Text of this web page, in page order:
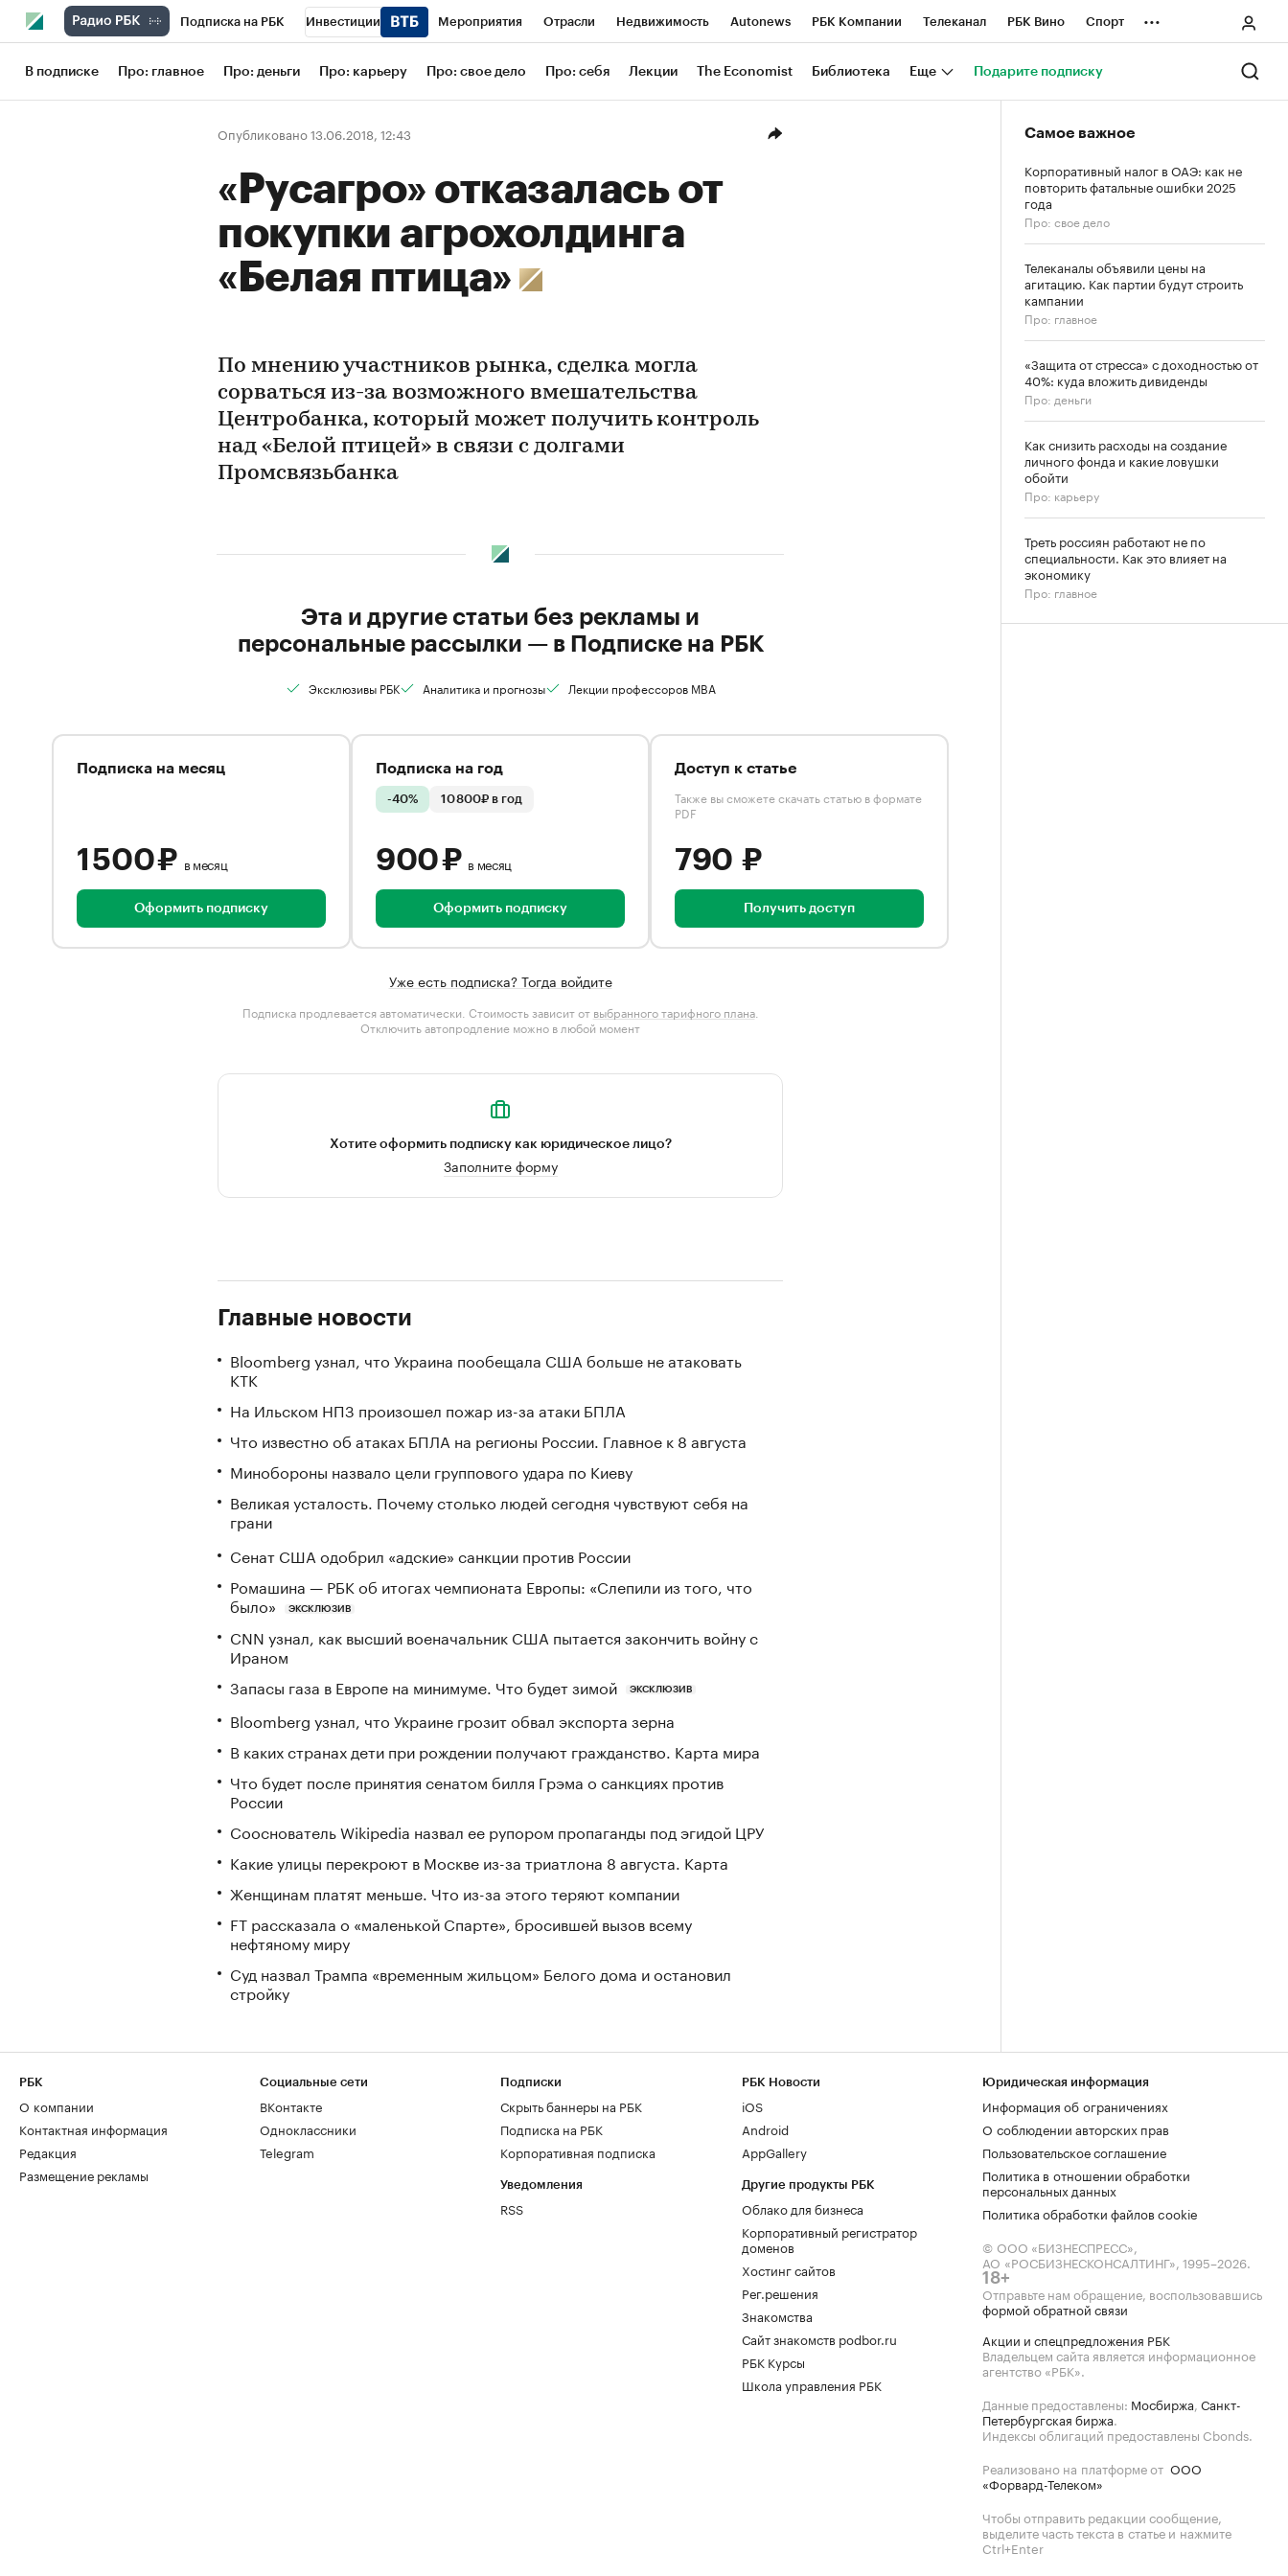
Подписка на РБК Инвестиции Мероприятия Отрасли Недвижимость Autonews РБК Компании Телеканал РБК Вино Спорт
Школа управления РБК РБК Образование РБК Life Тренды Визионеры Национальные проекты Город
Рынок наличной валюты
...
В подписке Про: главное Про: деньги Про: карьеру Про: свое дело Про: себя Лекции The Economist Библиотека Еще Подарите подписку
Опубликовано 13.06.2018, 12:43
«Русагро» отказалась от
покупки агрохолдинга
«Белая птица»
По мнению участников рынка, сделка могла
сорваться из-за возможного вмешательства
Центробанка, который может получить контроль
над «Белой птицей» в связи с долгами
Промсвязьбанка
Эта и другие статьи без рекламы и
персональные рассылки — в Подписке на РБК
Эксклюзивы РБК Аналитика и прогнозы Лекции профессоров MBA
Подписка на месяц
1 500 ₽ в месяц
Оформить подписку
Подписка на год
-40% 10 800₽ в год
900 ₽ в месяц
Оформить подписку
Доступ к статье
Также вы сможете скачать статью в формате
PDF
790 ₽
Получить доступ
Уже есть подписка? Тогда войдите
Подписка продлевается автоматически. Стоимость зависит от выбранного тарифного плана.
Отключить автопродление можно в любой момент
Хотите оформить подписку как юридическое лицо?
Заполните форму
Главные новости
Bloomberg узнал, что Украина пообещала США больше не атаковать
КТК
На Ильском НПЗ произошел пожар из-за атаки БПЛА
Что известно об атаках БПЛА на регионы России. Главное к 8 августа
Минобороны назвало цели группового удара по Киеву
Великая усталость. Почему столько людей сегодня чувствуют себя на
грани
Сенат США одобрил «адские» санкции против России
Ромашина — РБК об итогах чемпионата Европы: «Слепили из того, что
было»
ЭКСКЛЮЗИВ
CNN узнал, как высший военачальник США пытается закончить войну с
Ираном
Запасы газа в Европе на минимуме. Что будет зимой
ЭКСКЛЮЗИВ
Bloomberg узнал, что Украине грозит обвал экспорта зерна
В каких странах дети при рождении получают гражданство. Карта мира
Что будет после принятия сенатом билля Грэма о санкциях против
России
Сооснователь Wikipedia назвал ее рупором пропаганды под эгидой ЦРУ
Какие улицы перекроют в Москве из-за триатлона 8 августа. Карта
Женщинам платят меньше. Что из-за этого теряют компании
FT рассказала о «маленькой Спарте», бросившей вызов всему
нефтяному миру
Суд назвал Трампа «временным жильцом» Белого дома и остановил
стройку
Самое важное
Корпоративный налог в ОАЭ: как не
повторить фатальные ошибки 2025
года
Про: свое дело
Телеканалы объявили цены на
агитацию. Как партии будут строить
кампании
Про: главное
«Защита от стресса» с доходностью от
40%: куда вложить дивиденды
Про: деньги
Как снизить расходы на создание
личного фонда и какие ловушки
обойти
Про: карьеру
Треть россиян работают не по
специальности. Как это влияет на
экономику
Про: главное
РБК
О компании
Контактная информация
Редакция
Размещение рекламы
Социальные сети
ВКонтакте
Одноклассники
Telegram
Подписки
Скрыть баннеры на РБК
Подписка на РБК
Корпоративная подписка
Уведомления
RSS
РБК Новости
iOS
Android
AppGallery
Другие продукты РБК
Облако для бизнеса
Корпоративный регистратор
доменов
Хостинг сайтов
Рег.решения
Знакомства
Сайт знакомств podbor.ru
РБК Курсы
Школа управления РБК
Юридическая информация
Информация об ограничениях
О соблюдении авторских прав
Пользовательское соглашение
Политика в отношении обработки
персональных данных
Политика обработки файлов cookie
© ООО «БИЗНЕСПРЕСС»,
АО «РОСБИЗНЕСКОНСАЛТИНГ», 1995–2026.
18+
Отправьте нам обращение, воспользовавшись
формой обратной связи
Акции и спецпредложения РБК
Владельцем сайта является информационное
агентство «РБК».
Данные предоставлены: Мосбиржа, Санкт-
Петербургская биржа.
Индексы облигаций предоставлены Cbonds.
Реализовано на платформе от ООО
«Форвард-Телеком»
Чтобы отправить редакции сообщение,
выделите часть текста в статье и нажмите
Ctrl+Enter